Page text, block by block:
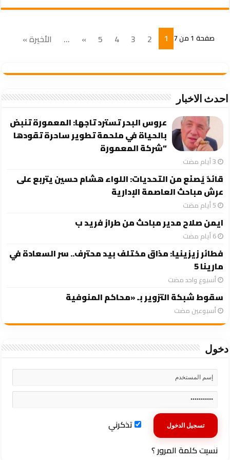
صفحة 1 من 7 1
2
3
4
5
»
... الأخيرة »
احدث الاخبار
عروس البحر تسترد تاجها: المعمورة تنبض
بالحياة في ملحمة تطوير ساحرة تقودها
“شركة المعمورة
قائدٌ يُصنَع من التحديات: اللواء هشام حسين يتربع على
عرش مباحث العاصمة الإدارية
ايمن صلاح مدير مباحث من طراز فريد ب
فطائر زيزينيا: مذاق مختلف بيد محترف.. سر السعادة في
مارينا 5
‏أسبوع واحد مضت
سقوط شبكة التزوير بـ «محاكم المنوفية
‏أسبوعين مضت
دخول
تذكرني
نسيت كلمة المرور ؟